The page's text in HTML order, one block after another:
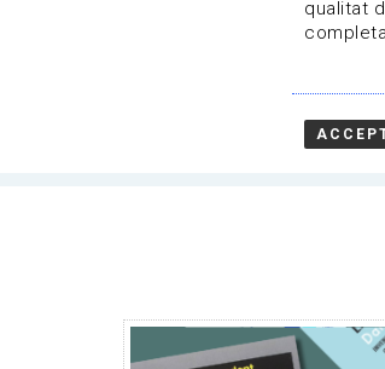
Actualitat | Gestió
Data de publicació: 22-04-2025
qualitat